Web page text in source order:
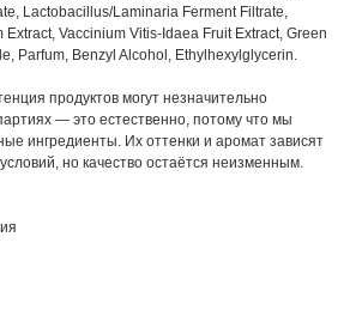
Lactobacillus/Laminaria Ferment Filtrate,
Vaccinium Vitis-Idaea Fruit Extract, Green
Parfum, Benzyl Alcohol, Ethylhexylglycerin.
продуктов могут незначительно
— это естественно, потому что мы
ингредиенты. Их оттенки и аромат зависят
но качество остаётся неизменным.